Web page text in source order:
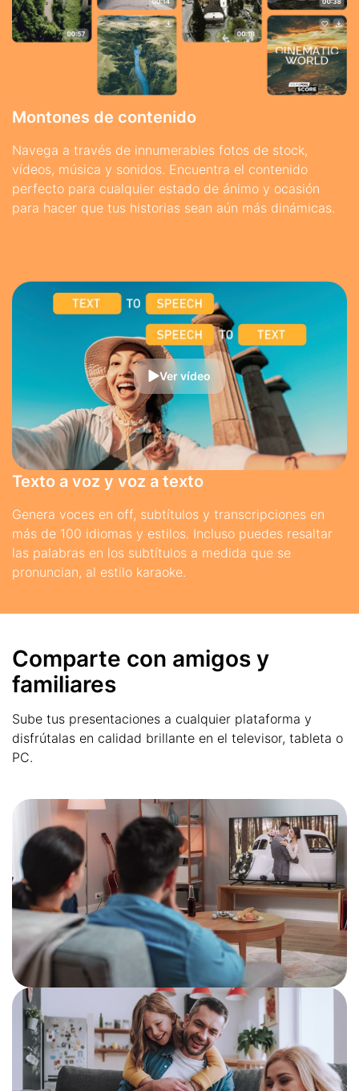
Montones de contenido
Navega a través de innumerables fotos de stock,
vídeos, música y sonidos. Encuentra el contenido
perfecto para cualquier estado de ánimo y ocasión
para hacer que tus historias sean aún más dinámicas.
Ver vídeo
Texto a voz y voz a texto
Genera voces en off, subtítulos y transcripciones en
más de 100 idiomas y estilos. Incluso puedes resaltar
las palabras en los subtítulos a medida que se
pronuncian, al estilo karaoke.
Comparte con amigos y
familiares
Sube tus presentaciones a cualquier plataforma y
disfrútalas en calidad brillante en el televisor, tableta o
PC.